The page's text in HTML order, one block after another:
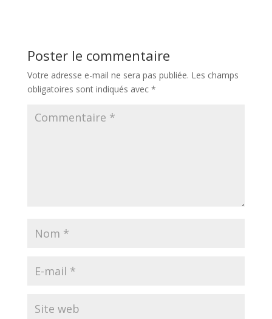
Poster le commentaire
Votre adresse e-mail ne sera pas publiée. Les champs
obligatoires sont indiqués avec *